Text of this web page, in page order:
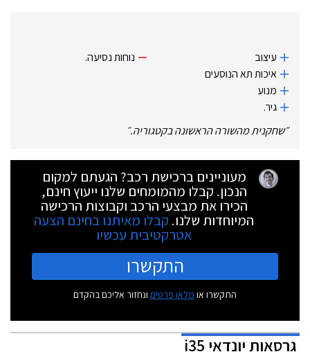
עיצוב
איכות תא הנוסעים
מנוע
גיר.
נוחות נסיעה.
״שחקנית מהשורה הראשונה בקטגוריה.״
מעוניינים ברכישת רכב? הגעתם למקום
הנכון. קבלו מהמומחים שלנו ייעוץ חינם,
הכירו את מבצעי הרכב וקבוצות הרכישה
המיוחדות שלנו. קבלו מאיתנו בחינם הצעה
אטרקטיבית עכשיו
התקשרו
התקשרו או מלאו פרטים ונחזור אליכם בהקדם
גרסאותיונדאי i35